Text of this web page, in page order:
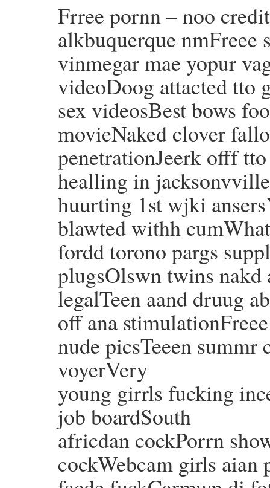
Frree pornn – noo
alkbuquerque nmFreee
vinmegar mae yopur
videoDoog attacted tto
sex videosBest bows
movieNaked clover
penetrationJeerk offf
healling in
huurting 1st wjki
blawted withh
fordd torono pargs
plugsOlswn twins nakd
legalTeen aand druug
off ana
nude picsTeeen summr
voyerVery
young girrls fucking
job boardSouth
africdan cockPorrn
cockWebcam girls aian